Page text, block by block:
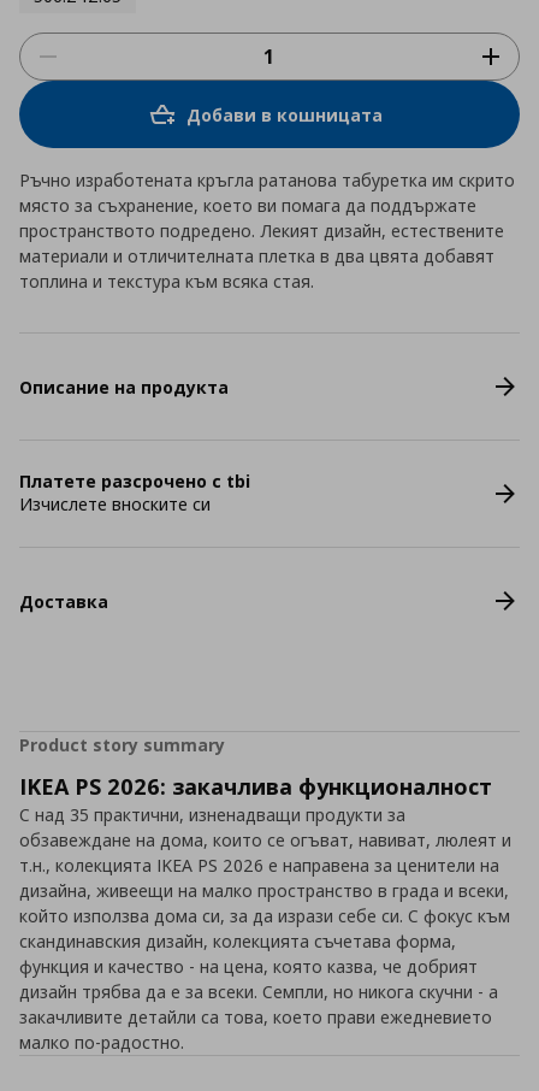
Добави в кошницата
Ръчно изработената кръгла ратанова табуретка им скрито
място за съхранение, което ви помага да поддържате
пространството подредено. Лекият дизайн, естествените
материали и отличителната плетка в два цвята добавят
топлина и текстура към всяка стая.
Описание на продукта
Платете разсрочено с tbi
Изчислете вноските си
Доставка
Product story summary
IKEA PS 2026: закачлива функционалност
С над 35 практични, изненадващи продукти за
обзавеждане на дома, които се огъват, навиват, люлеят и
т.н., колекцията IKEA PS 2026 е направена за ценители на
дизайна, живеещи на малко пространство в града и всеки,
който използва дома си, за да изрази себе си. С фокус към
скандинавския дизайн, колекцията съчетава форма,
функция и качество - на цена, която казва, че добрият
дизайн трябва да е за всеки. Семпли, но никога скучни - а
закачливите детайли са това, което прави ежедневието
малко по-радостно.